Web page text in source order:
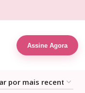
Assine Agora